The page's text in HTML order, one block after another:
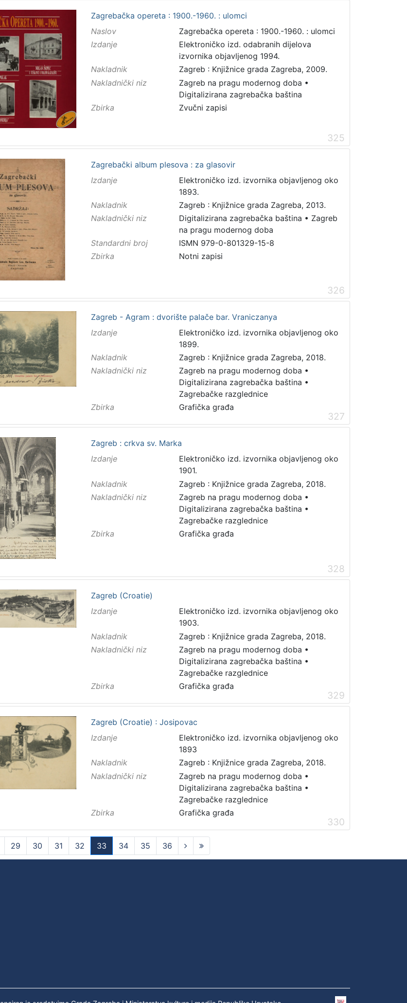
Zagrebačka opereta : 1900.-1960. : ulomci
Naslov
Zagrebačka opereta : 1900.-1960. : ulomci
Izdanje
Elektroničko izd. odabranih dijelova
izvornika objavljenog 1994.
Nakladnik
Zagreb : Knjižnice grada Zagreba, 2009.
Nakladnički niz
Zagreb na pragu modernog doba •
Digitalizirana zagrebačka baština
Zbirka
Zvučni zapisi
325
Zagrebački album plesova : za glasovir
Izdanje
Elektroničko izd. izvornika objavljenog oko
1893.
Nakladnik
Zagreb : Knjižnice grada Zagreba, 2013.
Nakladnički niz
Digitalizirana zagrebačka baština • Zagreb
na pragu modernog doba
Standardni broj
ISMN 979-0-801329-15-8
Zbirka
Notni zapisi
326
Zagreb - Agram : dvorište palače bar. Vraniczanya
Izdanje
Elektroničko izd. izvornika objavljenog oko
1899.
Nakladnik
Zagreb : Knjižnice grada Zagreba, 2018.
Nakladnički niz
Zagreb na pragu modernog doba •
Digitalizirana zagrebačka baština •
Zagrebačke razglednice
Zbirka
Grafička građa
327
Zagreb : crkva sv. Marka
Izdanje
Elektroničko izd. izvornika objavljenog oko
1901.
Nakladnik
Zagreb : Knjižnice grada Zagreba, 2018.
Nakladnički niz
Zagreb na pragu modernog doba •
Digitalizirana zagrebačka baština •
Zagrebačke razglednice
Zbirka
Grafička građa
328
Zagreb (Croatie)
Izdanje
Elektroničko izd. izvornika objavljenog oko
1903.
Nakladnik
Zagreb : Knjižnice grada Zagreba, 2018.
Nakladnički niz
Zagreb na pragu modernog doba •
Digitalizirana zagrebačka baština •
Zagrebačke razglednice
Zbirka
Grafička građa
329
Zagreb (Croatie) : Josipovac
Izdanje
Elektroničko izd. izvornika objavljenog oko
1893
Nakladnik
Zagreb : Knjižnice grada Zagreba, 2018.
Nakladnički niz
Zagreb na pragu modernog doba •
Digitalizirana zagrebačka baština •
Zagrebačke razglednice
Zbirka
Grafička građa
330
29 30 31 32
33
(current)
34 35 36